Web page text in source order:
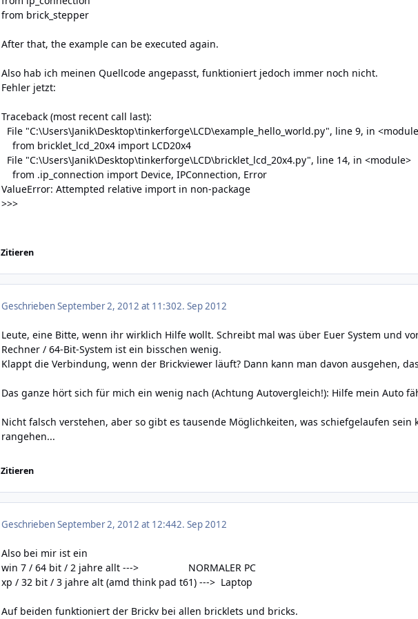
from brick_stepper
After that, the example can be executed again.
Also hab ich meinen Quellcode angepasst, funktioniert jedoch immer noch nicht.
Fehler jetzt:
Traceback (most recent call last):
File "C:\Users\Janik\Desktop\tinkerforge\LCD\example_hello_world.py", line 9, in
from bricklet_lcd_20x4 import LCD20x4
File "C:\Users\Janik\Desktop\tinkerforge\LCD\bricklet_lcd_20x4.py", line 14, in <module>
from .ip_connection import Device, IPConnection, Error
ValueError: Attempted relative import in non-package
>>>
Zitieren
GeschriebenSeptember 2, 2012 at 11:302. Sep 2012
Leute, eine Bitte, wenn ihr wirklich Hilfe wollt. Schreibt mal was über Euer System und
Rechner / 64-Bit-System ist ein bisschen wenig.
Klappt die Verbindung, wenn der Brickviewer läuft? Dann kann man davon ausgehen,
Das ganze hört sich für mich ein wenig nach (Achtung Autovergleich!): Hilfe mein Auto
Nicht falsch verstehen, aber so gibt es tausende Möglichkeiten, was schiefgelaufen sein
rangehen...
Zitieren
GeschriebenSeptember 2, 2012 at 12:442. Sep 2012
Also bei mir ist ein
win 7 / 64 bit / 2 jahre allt ---> NORMALER PC
xp / 32 bit / 3 jahre alt (amd think pad t61) ---> Laptop
Auf beiden funktioniert der Brickv bei allen bricklets und bricks.